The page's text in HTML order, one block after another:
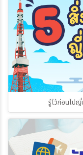
รู้ไว้ก่อนไปญี่